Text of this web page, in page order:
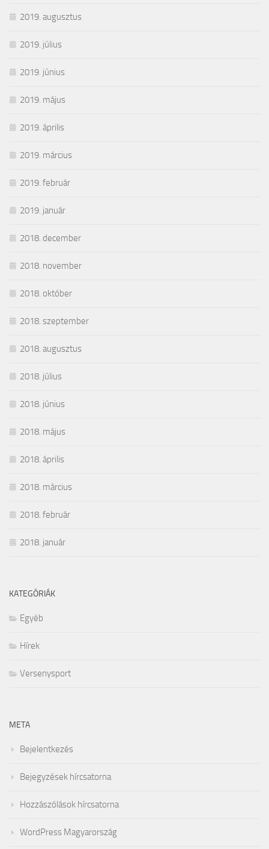
2019. augusztus
2019. július
2019. június
2019. május
2019. április
2019. március
2019. február
2019. január
2018. december
2018. november
2018. október
2018. szeptember
2018. augusztus
2018. július
2018. június
2018. május
2018. április
2018. március
2018. február
2018. január
KATEGÓRIÁK
Egyéb
Hírek
Versenysport
META
Bejelentkezés
Bejegyzések hírcsatorna
Hozzászólások hírcsatorna
WordPress Magyarország